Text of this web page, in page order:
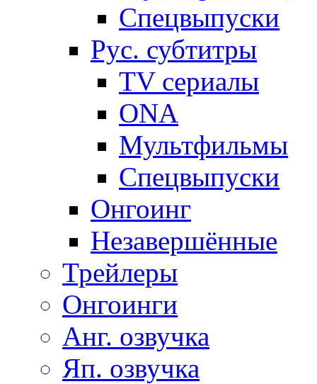
Спецвыпуски
Рус. субтитры
TV сериалы
ONA
Мультфильмы
Спецвыпуски
Онгоинг
Незавершённые
Трейлеры
Онгоинги
Анг. озвучка
Яп. озвучка